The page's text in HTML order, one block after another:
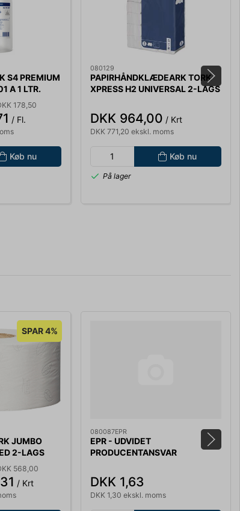
S4 PREMIUM
A 1 LTR.
178,50
/ Fl.
Køb nu
080129
PAPIRHÅNDKLÆDEARK TORK
XPRESS H2 UNIVERSAL 2-LAGS
DKK 964,00 / Krt
DKK 771,20 ekskl. moms
Køb nu
På lager
SPAR 4%
JUMBO
2-LAGS
568,00
/ Krt
080087EPR
EPR - UDVIDET
PRODUCENTANSVAR
DKK 1,63
DKK 1,30 ekskl. moms